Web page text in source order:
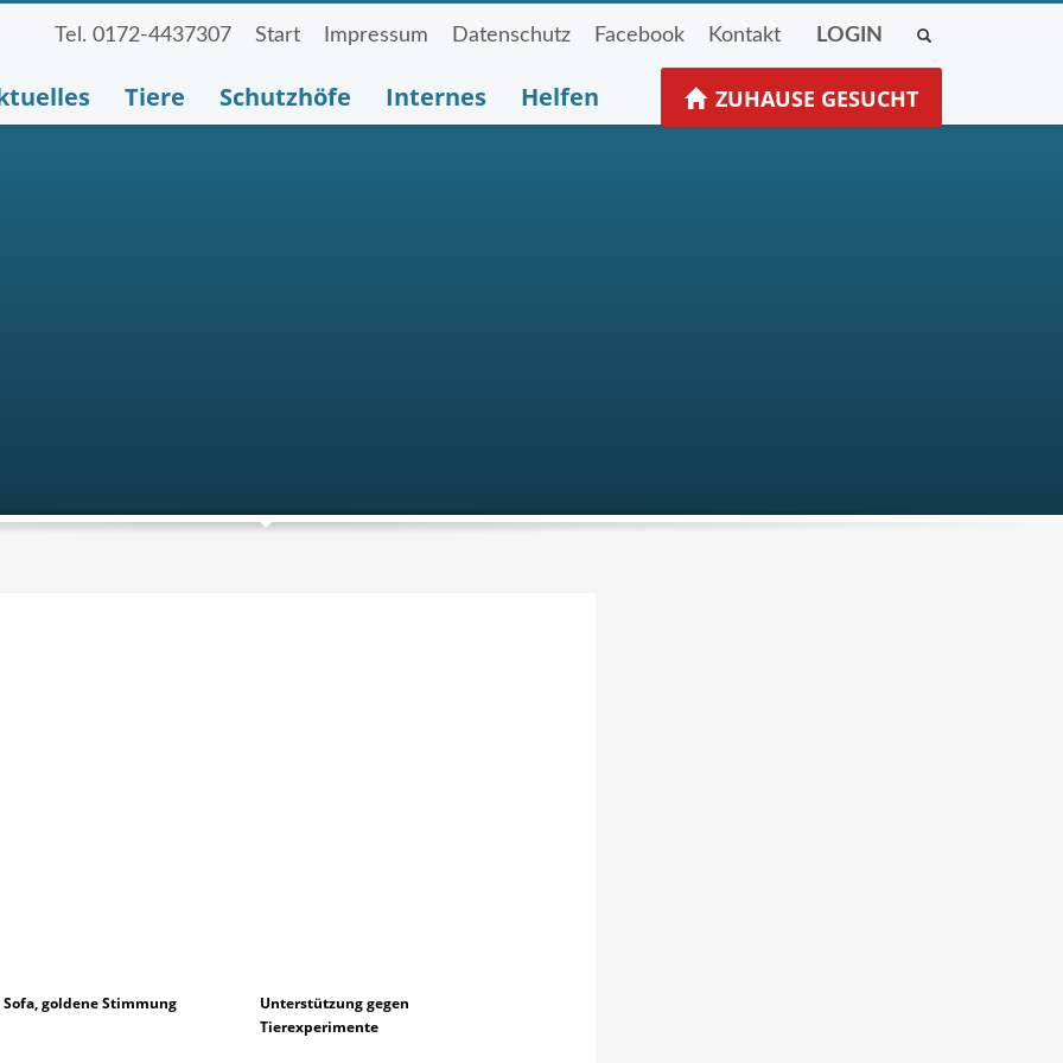
Tel. 0172-4437307 Start Impressum Datenschutz Facebook Kontakt LOGIN
Tiere Schutzhöfe Internes Helfen ZUHAUSE GESUCHT
Sofa, goldene Stimmung
Unterstützung gegen
Tierexperimente